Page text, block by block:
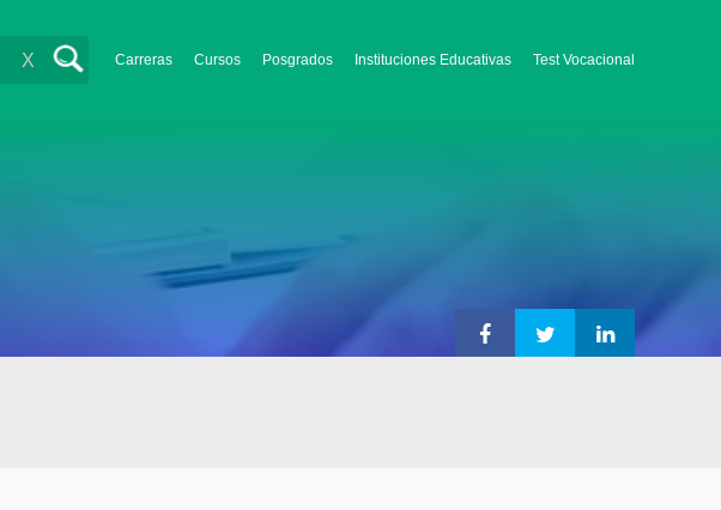
Carreras Cursos Posgrados Instituciones Educativas Test Vocacional
X